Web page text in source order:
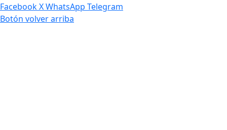
FacebookXWhatsApp Telegram
Botón volver arriba